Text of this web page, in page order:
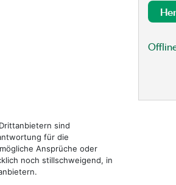
sind
für die
Ansprüche oder
noch stillschweigend, in